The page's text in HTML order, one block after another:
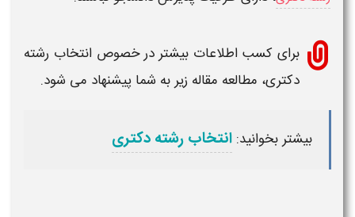
برای کسب اطلاعات بیشتر در خصوص انتخاب رشته
دکتری، مطالعه مقاله زیر به شما پیشنهاد می شود.
بیشتر بخوانید: انتخاب رشته دکتری